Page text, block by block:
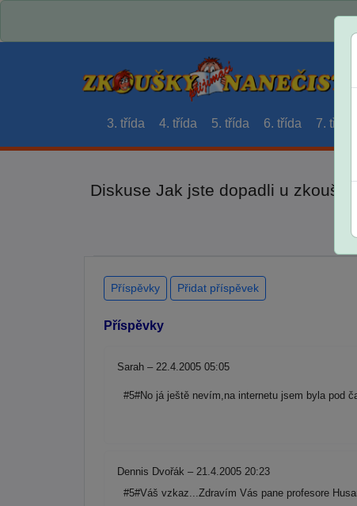
3. třída 4. třída 5. třída 6. třída 7. třída
Diskuse Jak jste dopadli u
Příspěvky Přidat příspěvek
Příspěvky
Sarah – 22.4.2005 05:05
#5#No já ještě nevím,na internetu jsem byla pod
Dennis Dvořák – 21.4.2005 20:23
#5#Váš vzkaz...Zdravím Vás pane profesore